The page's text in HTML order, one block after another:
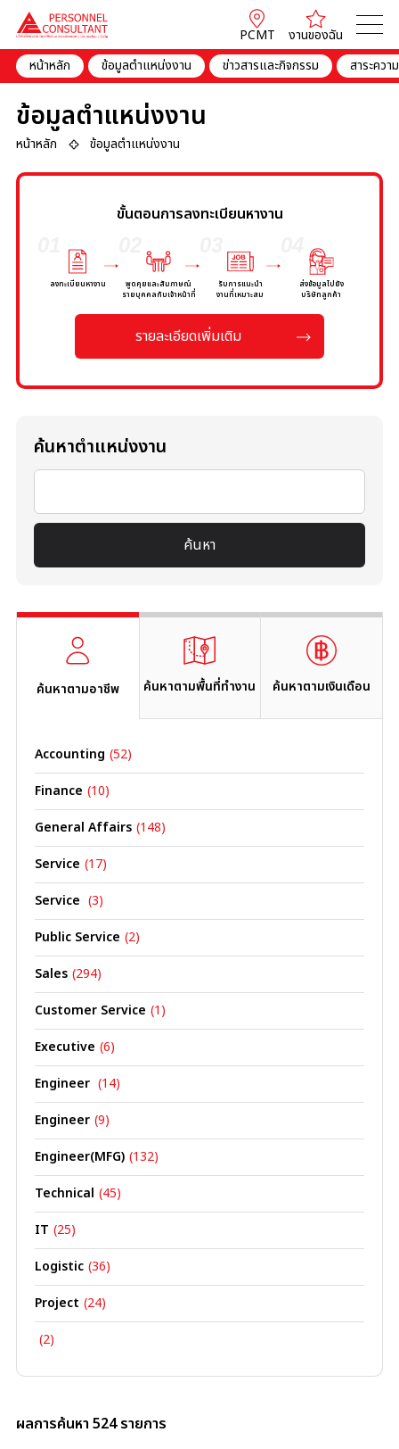
PCMT
งานของฉัน
หน้าหลัก
ข้อมูลตำแหน่งงาน ข่าวสารและกิจกรรม สาระควา
ข้อมูลตำแหน่งงาน
หน้าหลัก ข้อมูลตำแหน่งงาน
ขั้นตอนการลงทะเบียนหางาน
ลงทะเบียนหางาน
พูดคุยและสัมภาษณ์
รายบุคคลกับเจ้าหน้าที่
รับการแนะนำ
งานที่เหมาะสม
ส่งข้อมูลไปยัง
บริษัทลูกค้า
รายละเอียดเพิ่มเติม
ค้นหาตำแหน่งงาน
ค้นหา
ค้นหาตามอาชีพ ค้นหาตามพื้นที่ทำงาน ค้นหาตามเงินเดือน
Accounting (52)
Finance (10)
General Affairs (148)
Service (17)
Service (3)
Public Service (2)
Sales (294)
Customer Service (1)
Executive (6)
Engineer (14)
Engineer (9)
Engineer(MFG) (132)
Technical (45)
IT (25)
Logistic (36)
Project (24)
(2)
ผลการค้นหา 524 รายการ